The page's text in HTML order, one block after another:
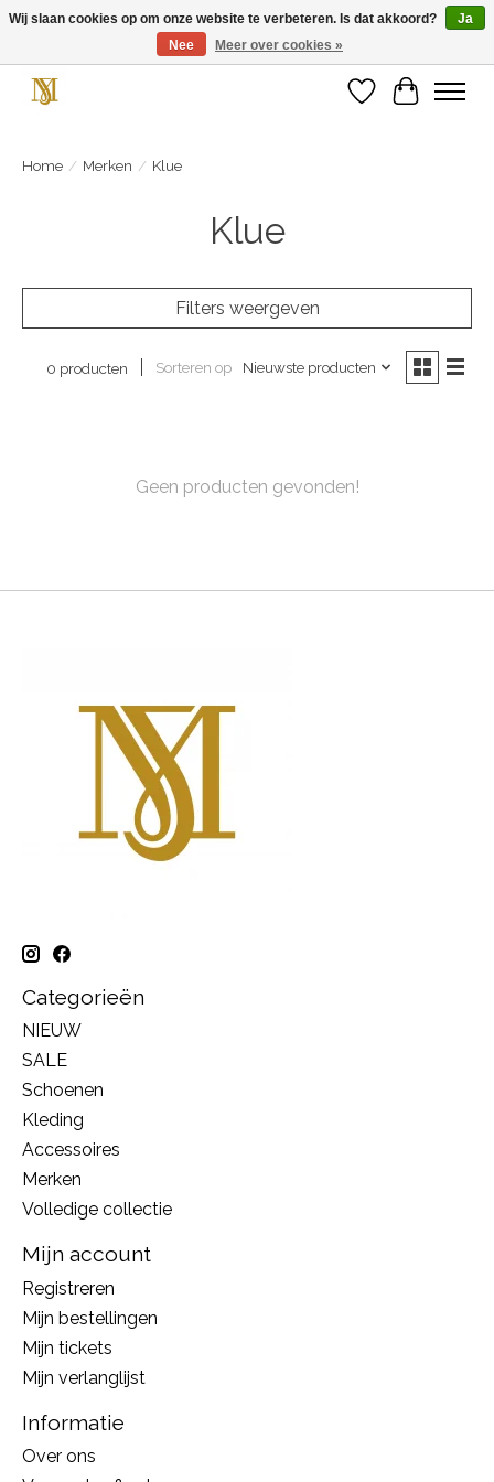
Unieke schoenen en een feestje aan je voeten! Gratis verzending vanaf € 75,-
Verlanglijst
Home / Merken / Klue
Klue
Filters weergeven
0 producten Sorteren op Nieuwste producten
Geen producten gevonden!
Categorieën
NIEUW
SALE
Schoenen
Kleding
Accessoires
Merken
Volledige collectie
Mijn account
Registreren
Mijn bestellingen
Mijn tickets
Mijn verlanglijst
Informatie
Over ons
Wij slaan cookies op om onze website te verbeteren. Is dat akkoord?
Ja
Nee
Meer over cookies »